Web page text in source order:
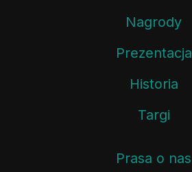
Nagrody
Prezentacja
Historia
Targi
Prasa o nas